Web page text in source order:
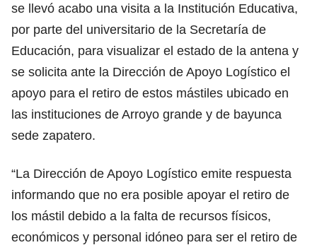
se llevó acabo una visita a la Institución Educativa,
por parte del universitario de la Secretaría de
Educación, para visualizar el estado de la antena y
se solicita ante la Dirección de Apoyo Logístico el
apoyo para el retiro de estos mástiles ubicado en
las instituciones de Arroyo grande y de bayunca
sede zapatero.
“La Dirección de Apoyo Logístico emite respuesta
informando que no era posible apoyar el retiro de
los mástil debido a la falta de recursos físicos,
económicos y personal idóneo para ser el retiro de